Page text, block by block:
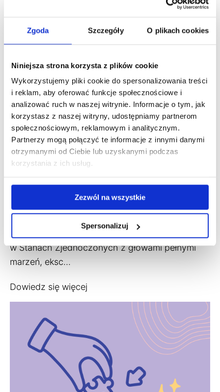
Zgoda Szczegóły O plikach cookies
Niniejsza strona korzysta z plików cookie
Wykorzystujemy pliki cookie do spersonalizowania treści
i reklam, aby oferować funkcje społecznościowe i
analizować ruch w naszej witrynie. Informacje o tym, jak
korzystasz z naszej witryny, udostępniamy partnerom
społecznościowym, reklamowym i analitycznym.
Partnerzy mogą połączyć te informacje z innymi danymi
otrzymanymi od Ciebie lub uzyskanymi podczas
korzystania z ich usług.
Zezwól na wszystkie
Spersonalizuj
40 lat programu Au Pair
in America – świętuj z
nami i poleć do USA za
darmo!
W 1986 roku pierwsza grupa au pair wylądowała
w Stanach Zjednoczonych z głowami pełnymi
marzeń, eksc...
Dowiedz się więcej